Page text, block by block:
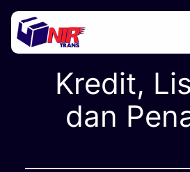
Lewati
konten
Kredit,
dan